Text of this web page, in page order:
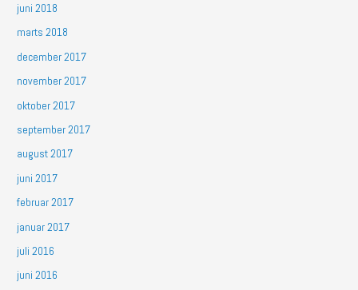
juni 2018
marts 2018
december 2017
november 2017
oktober 2017
september 2017
august 2017
juni 2017
februar 2017
januar 2017
juli 2016
juni 2016